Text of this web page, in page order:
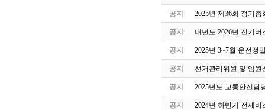
공지 2025년 제36회 정기총
공지 내년도 2026년 전기
공지 2025년 3~7월 운전정
공지 선거관리위원 및 임원
공지 2025년도 교통안전담
공지 2024년 하반기 전세